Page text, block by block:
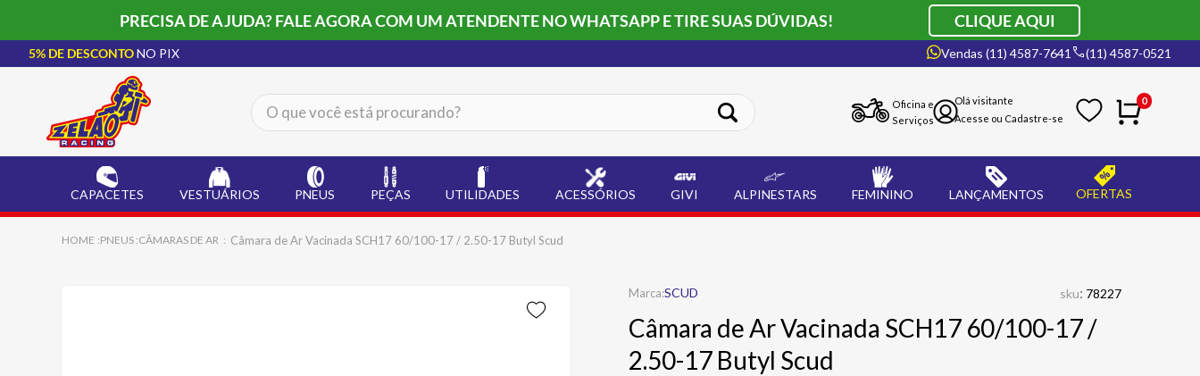
PRECISA DE AJUDA? FALE AGORA COM UM ATENDENTE NO WHATSAPP E TIRE SUAS DÚVIDAS! CLIQUE AQUI
5% DE DESCONTONO PIX Vendas (11) 4587-7641 (11) 4587-0521
O que você está procurando?
Oficina e
Serviços
0
CAPACETES VESTUÁRIOS PNEUS PEÇAS UTILIDADES ACESSÓRIOS GIVI ALPINESTARS FEMININO LANÇAMENTOS OFERTAS
PNEUS CÂMARAS DE AR Câmara de Ar Vacinada SCH17 60/100-17 / 2.50-17 Butyl Scud
SCUD sku: 78227
Câmara de Ar Vacinada SCH17 60/100-17 /
2.50-17 Butyl Scud
CAPACETE LS2
2º BOTA
3º JAQUETA